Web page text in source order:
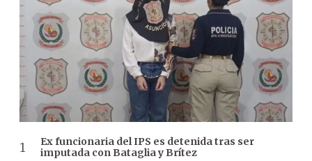
Ex funcionaria del IPS es detenida tras ser
imputada con Bataglia y Brítez